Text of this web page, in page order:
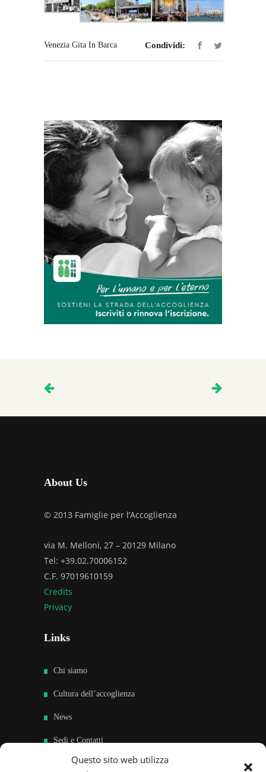
Questo sito web utilizza
Venezia Gita In Barca Condividi:
About Us
© 2013 Famiglie per l’Accoglienza
via M. Melloni, 27 – 20129 Milano
Tel: +39.02.70006152
C.F. 97019610159
Credits
Privacy
Links
Chi siamo
Cultura dell’accoglienza
News
Sedi e Contatti
Sostieni